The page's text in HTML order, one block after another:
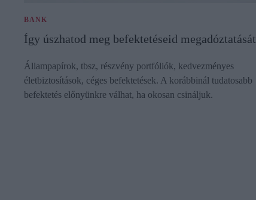
BANK
Így úszhatod meg befektetéseid megadóztatását
Állampapírok, tbsz, részvény portfóliók, kedvezményes
életbiztosítások, céges befektetések. A korábbinál tudatosabb
befektetés előnyünkre válhat, ha okosan csináljuk.